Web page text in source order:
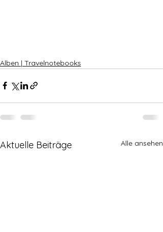
Alben | Travelnotebooks
Aktuelle Beiträge Alle ansehen